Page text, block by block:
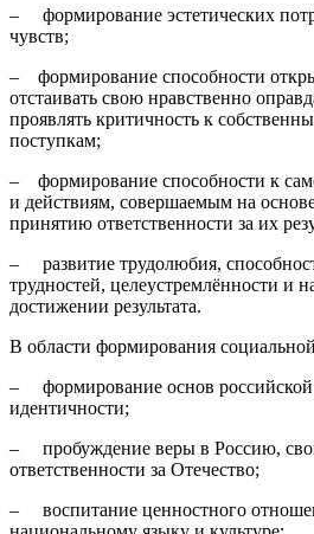
– формирование эстетических
чувств;
– формирование способности
отстаивать свою нравственно
проявлять критичность к
поступкам;
– формирование способности к
и действиям, совершаемым на
принятию ответственности за их
– развитие трудолюбия,
трудностей, целеустремлённости и
достижении результата.
В области формирования
– формирование основ российской
идентичности;
– пробуждение веры в Россию,
ответственности за Отечество;
– воспитание ценностного